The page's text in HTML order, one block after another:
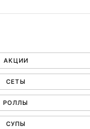
АКЦИИ
СЕТЫ
РОЛЛЫ
СУПЫ